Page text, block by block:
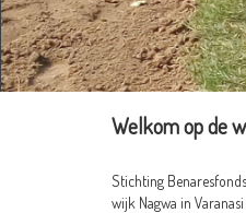
Welkom op de
Stichting
wijk Nagwa in